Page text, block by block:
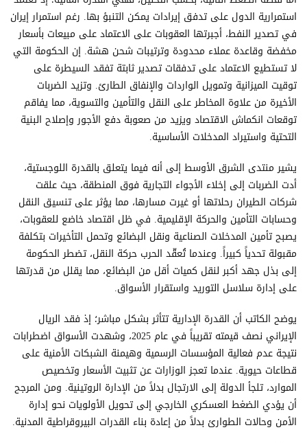
استمرارية الدول على تدفق إيرادات يمكن التنبؤ بها. رغم استمرار إيران
في تصدير النفط، أجبرتها العقوبات على الاعتماد على مبيعات بأسعار
مخفضة وقاعدة عملاء محدودة وترتيبات شحن هشة. إن الحكومة التي
لا تستطيع الاعتماد على تدفقات تصدير ثابتة تفقد السيطرة على
توقيت الميزانية وتمويل الواردات والإنفاق الطارئ. وتزيد الضربات
الأخيرة من علاوة المخاطر على النقل والتأمين والتسوية، مما يفاقم
توقعات انكماش الاقتصاد ويزيد من صعوبة دفع الأجور وإصلاح البنية
التحتية واستيراد المدخلات الأساسية.
يشير منتدى الشرق الأوسط إلى أنه فيما يتعلق بالقدرة اللوجستية،
أدت الضربات إلى إخلاء الأجواء التجارية فوق المنطقة، حيث علقت
شركات الطيران رحلاتها أو غيرت مسارها، مما يؤثر على تنسيق النقل
وحسابات التأمين والحركة الإقليمية. في ظل اقتصاد خاضع للعقوبات،
يصبح تأمين المدخلات الصناعية ونقل البضائع وتحمل التأخيرات بتكلفة
مقبولة تحدياً كبيراً. وعندما تُعقّد الحرب حركة النقل، تضطر الحكومة
إلى بذل جهد أكبر لنقل كميات أقل من البضائع، مما يقلل من قدرتها
على إدارة سلاسل التوريد واستقرار الأسواق.
يوضح الكاتب أن القدرة الإدارية تتأثر بشكل مباشر؛ إذ فقد الريال
الإيراني نصف قيمته تقريباً في عام 2025، وشهدت الأسواق اضطرابات
نتيجة عدم فعالية المؤسسات الرسمية وهيمنة الشبكات الأمنية على
قطاعات حيوية. عندما تعجز الوزارات عن تثبيت الأسعار وتخصيص
الموارد، تلجأ الدولة إلى الارتجال بدلاً من الإدارة الروتينية. ومن المرجح
أن يؤدي الضغط العسكري الخارجي إلى تحويل الأولويات نحو إدارة
الأمن وحالات الطوارئ بدلاً من إعادة بناء القدرات البيروقراطية المدنية.